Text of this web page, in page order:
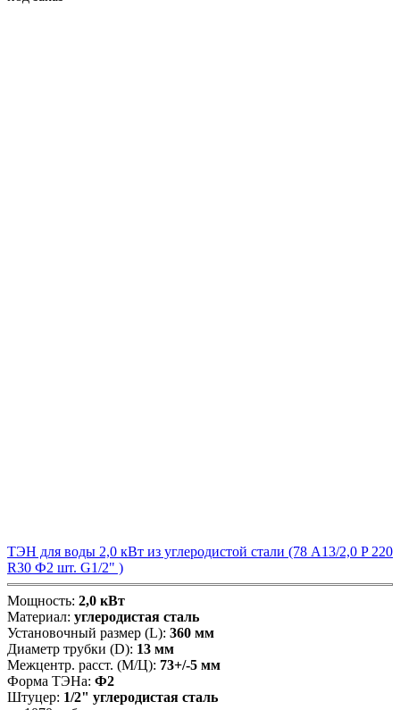
ТЭН для воды 2,0 кВт из углеродистой стали (78 А13/2,0 P 220
R30 Ф2 шт. G1/2" )
Мощность: 2,0 кВт
Материал: углеродистая сталь
Установочный размер (L): 360 мм
Диаметр трубки (D): 13 мм
Межцентр. расст. (М/Ц): 73+/-5 мм
Форма ТЭНа: Ф2
Штуцер: 1/2" углеродистая сталь